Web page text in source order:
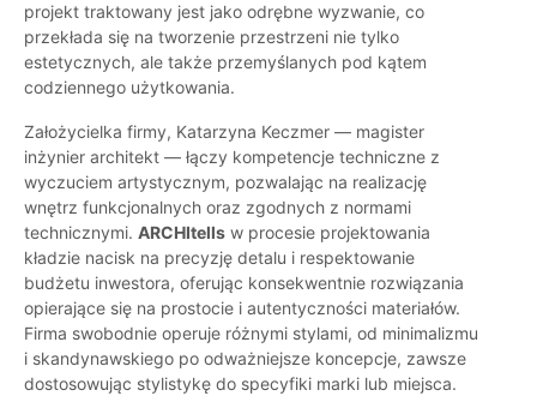
projekt traktowany jest jako odrębne wyzwanie, co
przekłada się na tworzenie przestrzeni nie tylko
estetycznych, ale także przemyślanych pod kątem
codziennego użytkowania.
Założycielka firmy, Katarzyna Keczmer — magister
inżynier architekt — łączy kompetencje techniczne z
wyczuciem artystycznym, pozwalając na realizację
wnętrz funkcjonalnych oraz zgodnych z normami
technicznymi. ARCHItells w procesie projektowania
kładzie nacisk na precyzję detalu i respektowanie
budżetu inwestora, oferując konsekwentnie rozwiązania
opierające się na prostocie i autentyczności materiałów.
Firma swobodnie operuje różnymi stylami, od minimalizmu
i skandynawskiego po odważniejsze koncepcje, zawsze
dostosowując stylistykę do specyfiki marki lub miejsca.